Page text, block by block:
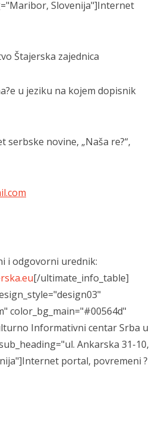
Slovenija"]Internet
Štajerska zajednica
u jeziku na kojem dopisnik
serbske novine, „Naša re?“,
i odgovorni urednik:
[/ultimate_info_table]
color_bg_main="#00564d"
Informativni centar Srba u
Ankarska 31-10,
portal, povremeni ?